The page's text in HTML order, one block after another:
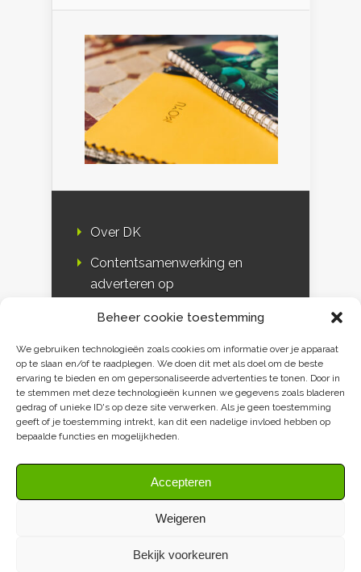
Beheer cookie toestemming
We gebruiken technologieën zoals cookies om informatie over je apparaat
op te slaan en/of te raadplegen. We doen dit met als doel om de beste
ervaring te bieden en om gepersonaliseerde advertenties te tonen. Door in
te stemmen met deze technologieën kunnen we gegevens zoals bladeren
gedrag of unieke ID's op deze site verwerken. Als je geen toestemming
geeft of je toestemming intrekt, kan dit een nadelige invloed hebben op
bepaalde functies en mogelijkheden.
Accepteren
Weigeren
Bekijk voorkeuren
Over DK
Contentsamenwerking en
adverteren op
DK & media
Disclaimer
Privacy verklaring
Duurzaamheidskompas 2009-2026